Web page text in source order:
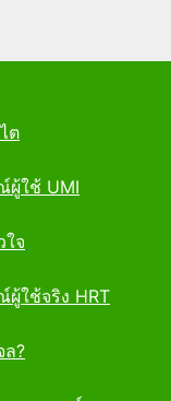
ต
ผู้ใช้ UMI
ใจ
ใช้จริง HRT
ล?